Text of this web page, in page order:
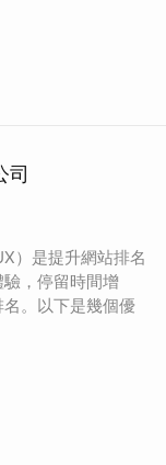
司
）是提升網站排名
，停留時間增
。以下是幾個優